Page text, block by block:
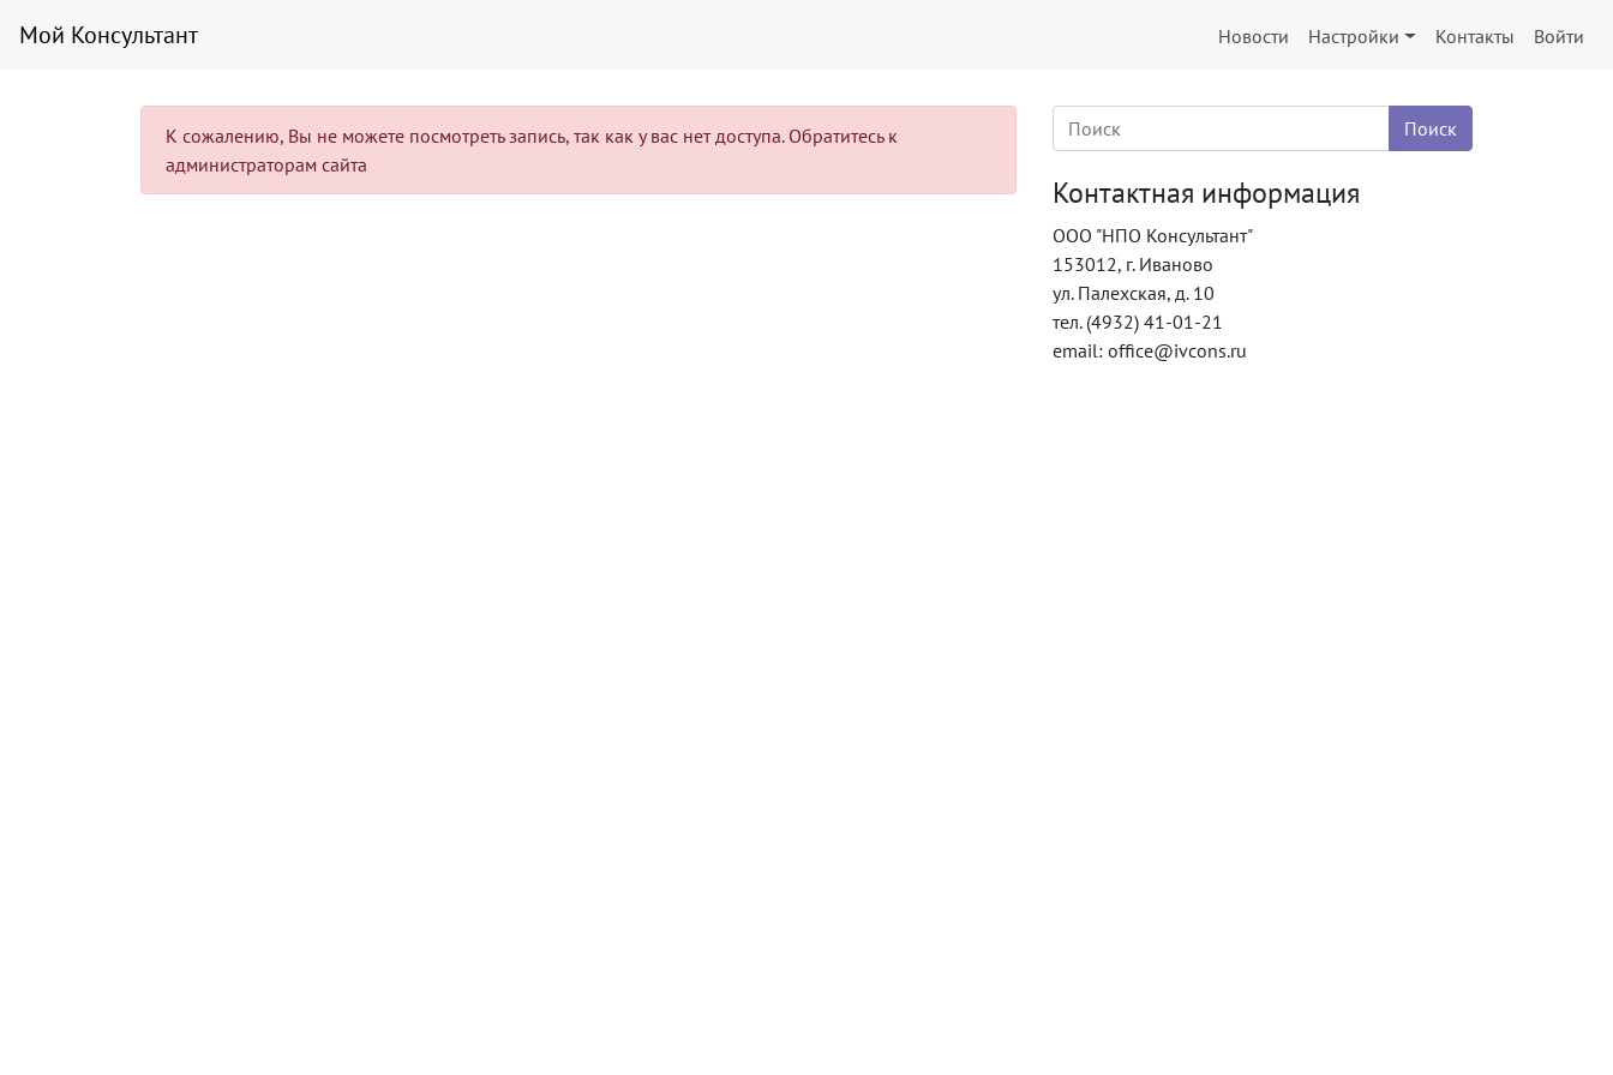
Мой Консультант Новости Настройки Контакты Войти
К сожалению, Вы не можете посмотреть запись, так как у вас нет доступа. Обратитесь к
администраторам сайта
Контактная информация
ООО "НПО Консультант"
153012, г. Иваново
ул. Палехская, д. 10
тел. (4932) 41-01-21
email: office@ivcons.ru